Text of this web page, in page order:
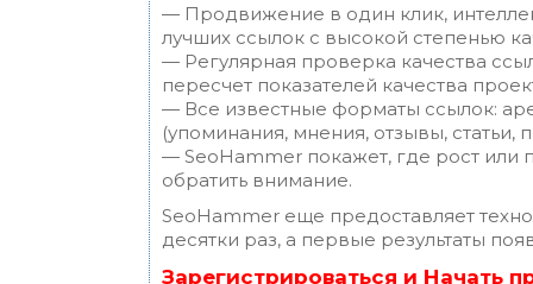
— Продвижение в один клик,
лучших ссылок с высокой степенью
— Регулярная проверка качества
пересчет показателей качества
— Все известные форматы ссылок:
(упоминания, мнения, отзывы, статьи,
— SeoHammer покажет, где рост или
обратить внимание.
SeoHammer еще предоставляет
десятки раз, а первые результаты
Зарегистрироваться и Начать